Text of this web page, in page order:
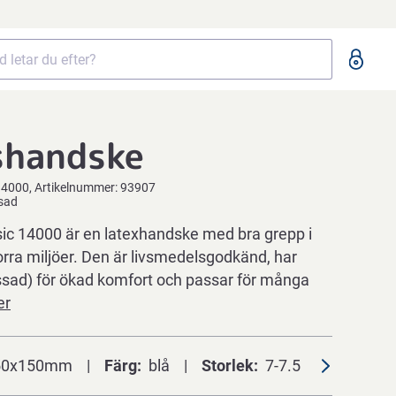
Artikelnummer:93907
14000 är en latexhandske med bra grepp i
miljöer. Den är livsmedelsgodkänd, har
för ökad komfort och passar för många
Färg blå Storlek 7-7.5